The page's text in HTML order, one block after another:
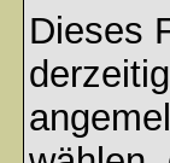
Dieses